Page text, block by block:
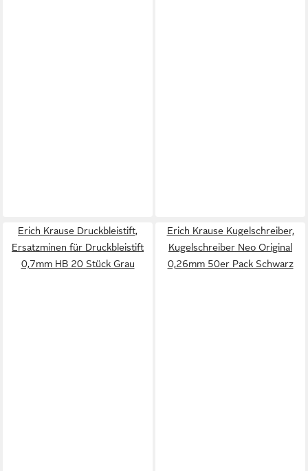
Erich Krause Druckbleistift,
Ersatzminen für Druckbleistift
0,7mm HB 20 Stück Grau
Erich Krause Kugelschreiber,
Kugelschreiber Neo Original
0,26mm 50er Pack Schwarz